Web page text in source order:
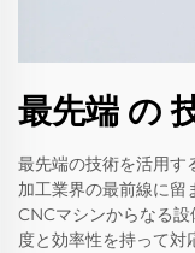
最先端 の
最先端の技術を活用す
加工業界の最前線に留
CNCマシンからなる
度と効率性を持って対